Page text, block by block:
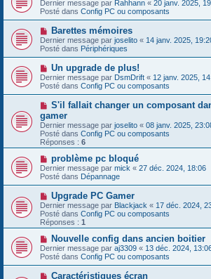
g
e
m
e
s
a
g
e
u
v
e
a
u
m
e
s
s
a
g
e
Dernier message par Rahhann « 20 janv. 2025,
Posté dans Config PC ou composants
N
o
u
v
e
a
u
m
e
s
s
a
g
e
Barettes mémoires
Dernier message par joselito « 14 janv. 2025,
Posté dans Périphériques
N
o
u
v
e
a
u
m
e
s
s
a
g
e
Un upgrade de plus!
Dernier message par DsmDrift « 12 janv. 2025,
Posté dans Config PC ou composants
N
u
v
e
a
m
e
s
s
a
g
e
S'il fallait changer un composant
gamer
Dernier message par joselito « 08 janv. 2025,
Posté dans Config PC ou composants
Réponses : 6
N
o
u
v
e
a
u
m
e
s
a
g
e
problème pc bloqué
Dernier message par mick « 27 déc. 2024, 18:06
Posté dans Dépannage
N
o
u
v
e
a
u
m
e
Upgrade PC Gamer
Dernier message par Blackjack « 17 déc. 2024,
Posté dans Config PC ou composants
Réponses : 1
N
o
u
v
Nouvelle config dans ancien boitier
Dernier message par aj3309 « 13 déc. 2024,
Posté dans Config PC ou composants
NCaractéristiques écran